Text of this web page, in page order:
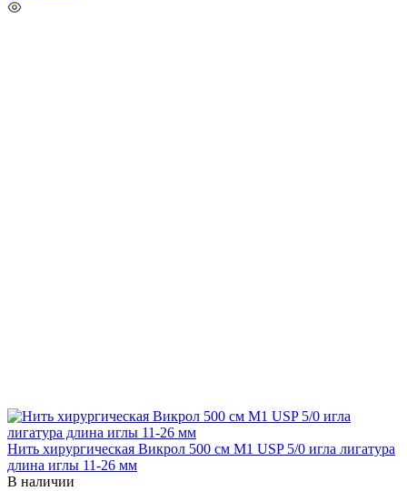
Нить хирургическая Викрол 500 см М1 USP 5/0 игла лигатура
длина иглы 11-26 мм
В наличии